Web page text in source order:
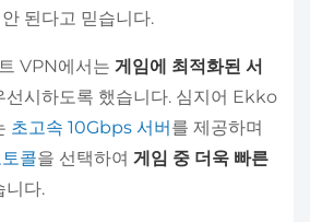
된다고 믿습니다.
VPN에서는 게임에 최적화된 서
선시하도록 했습니다. 심지어 Ekko
초고속 10Gbps 서버 를 제공하며
콜을 선택하여 게임 중 더욱 빠른
니다.